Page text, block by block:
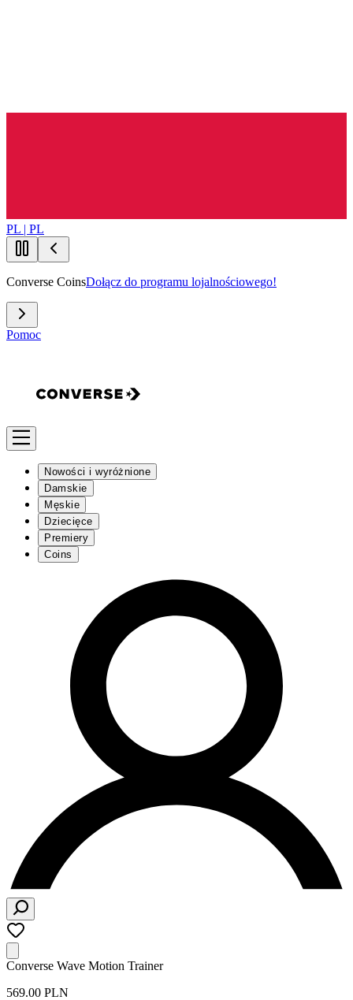
PL | PL
Converse CoinsDołącz do programu lojalnościowego!
Pomoc
Nowości i wyróżnione
Damskie
Męskie
Dziecięce
Premiery
Coins
Converse Wave Motion Trainer
569.00 PLN